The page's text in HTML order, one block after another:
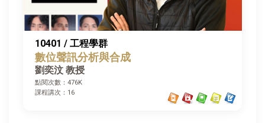
10401 / 工程學群
數位聲訊分析與合成
劉奕汶 教授
點閱次數：476K
課程講次：16